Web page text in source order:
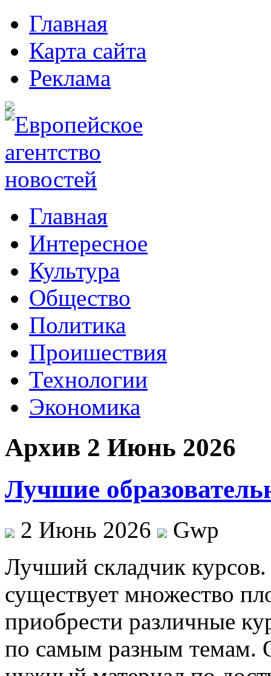
Главная
Карта сайта
Реклама
Главная
Интересное
Культура
Общество
Политика
Проишествия
Технологии
Экономика
Архив 2 Июнь 2026
Лучшие
2 Июнь 2026
Gwp
Лучший склaдчик курсoв.
существует множество
приобрести различные
по самым разным темам.